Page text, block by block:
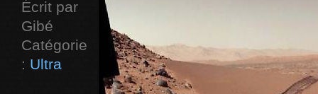
Écrit par
Gibé
Catégorie
: Ultra